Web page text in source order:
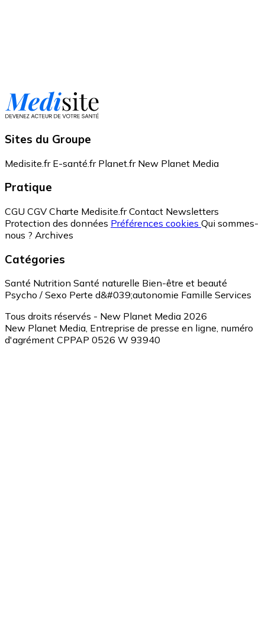
Sites du Groupe
Medisite.fr E-santé.fr Planet.fr New Planet Media
Pratique
CGU CGV Charte Medisite.fr Contact Newsletters
Protection des données Préférences cookies Qui sommes-
nous ? Archives
Catégories
Santé Nutrition Santé naturelle Bien-être et beauté
Psycho / Sexo Perte d&#039;autonomie Famille Services
Tous droits réservés - New Planet Media 2026
New Planet Media, Entreprise de presse en ligne, numéro
d'agrément CPPAP 0526 W 93940